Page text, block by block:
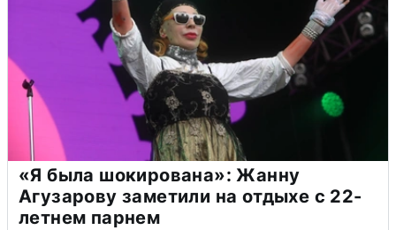
«Я была шокирована»: Жанну
Агузарову заметили на отдыхе с 22-
летнем парнем